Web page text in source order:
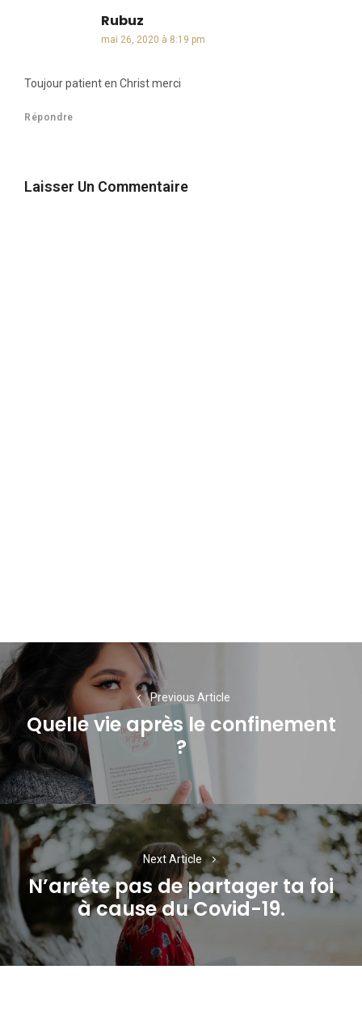
Rubuz
mai 26, 2020 à 8:19 pm
Toujour patient en Christ merci
Répondre
Laisser Un Commentaire
Navigation
de
l’article
Previous Article
Previous
post:
Quelle vie après le confinement
?
Next Article
Next
post:
N’arrête pas de partager ta foi
à cause du Covid-19.